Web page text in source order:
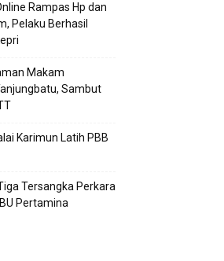
Rampas Hp dan
Pelaku Berhasil
Makam
Sambut
Karimun Latih PBB
Tersangka Perkara
Pertamina